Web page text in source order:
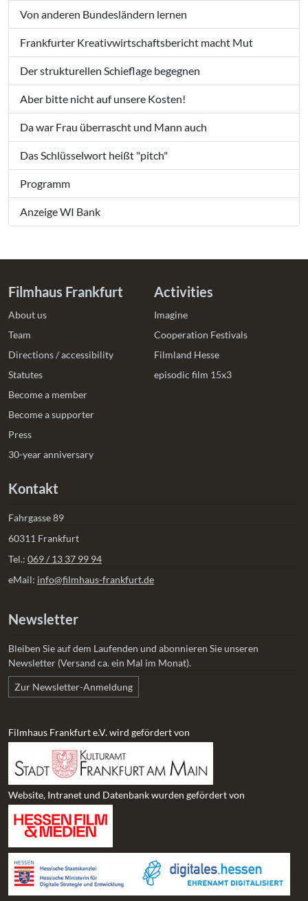
Von anderen Bundesländern lernen
Frankfurter Kreativwirtschaftsbericht macht Mut
Der strukturellen Schieflage begegnen
Aber bitte nicht auf unsere Kosten!
Da war Frau überrascht und Mann auch
Das Schlüsselwort heißt "pitch"
Programm
Anzeige WI Bank
Filmhaus Frankfurt
About us
Team
Directions / accessibility
Statutes
Become a member
Become a supporter
Press
30-year anniversary
Activities
Imagine
Cooperation Festivals
Filmland Hesse
episodic film 15x3
Kontakt
Fahrgasse 89
60311 Frankfurt
Tel.: 069 / 13 37 99 94
eMail: info@filmhaus-frankfurt.de
Newsletter
Bleiben Sie auf dem Laufenden und abonnieren Sie unseren
Newsletter (Versand ca. ein Mal im Monat).
Zur Newsletter-Anmeldung
Filmhaus Frankfurt e.V. wird gefördert von
Website, Intranet und Datenbank wurden gefördert von